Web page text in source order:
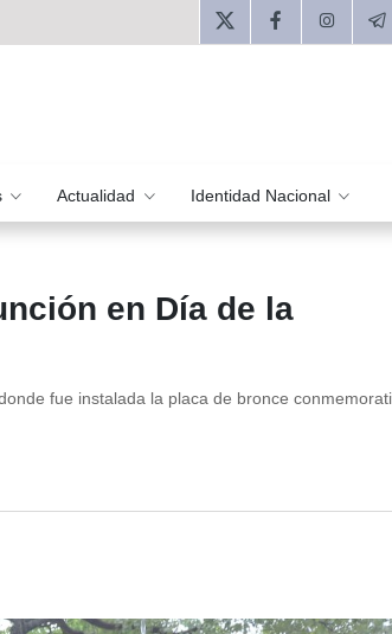
Actualidad Identidad Nacional
en Día de la
fue instalada la placa de bronce